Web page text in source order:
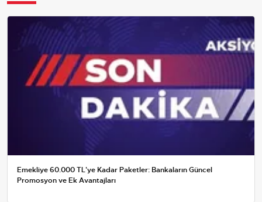
Emekliye 60.000 TL'ye Kadar Paketler: Bankaların Güncel
Promosyon ve Ek Avantajları